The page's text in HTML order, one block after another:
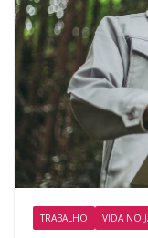
TRABALHO VIDA NO